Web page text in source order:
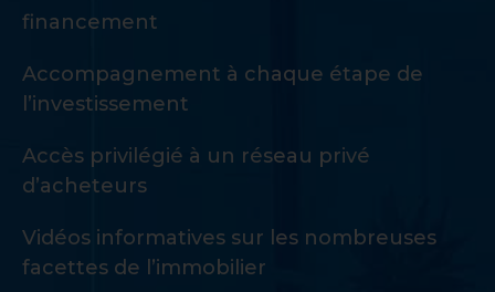
financement
Accompagnement à chaque étape de
l’investissement
Accès privilégié à un réseau privé
d’acheteurs
Vidéos informatives sur les nombreuses
facettes de l’immobilier